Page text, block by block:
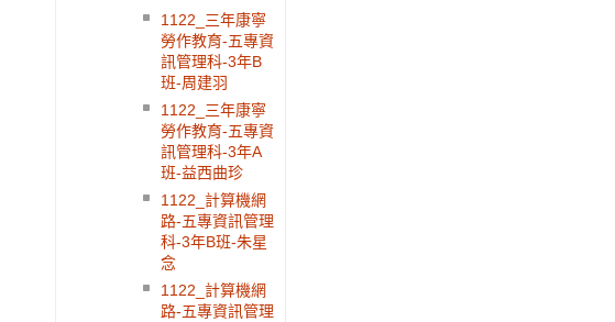
1122_三年康寧
勞作教育-五專資
訊管理科-3年B
班-周建羽
1122_三年康寧
勞作教育-五專資
訊管理科-3年A
班-益西曲珍
1122_計算機網
路-五專資訊管理
科-3年B班-朱星
念
1122_計算機網
路-五專資訊管理